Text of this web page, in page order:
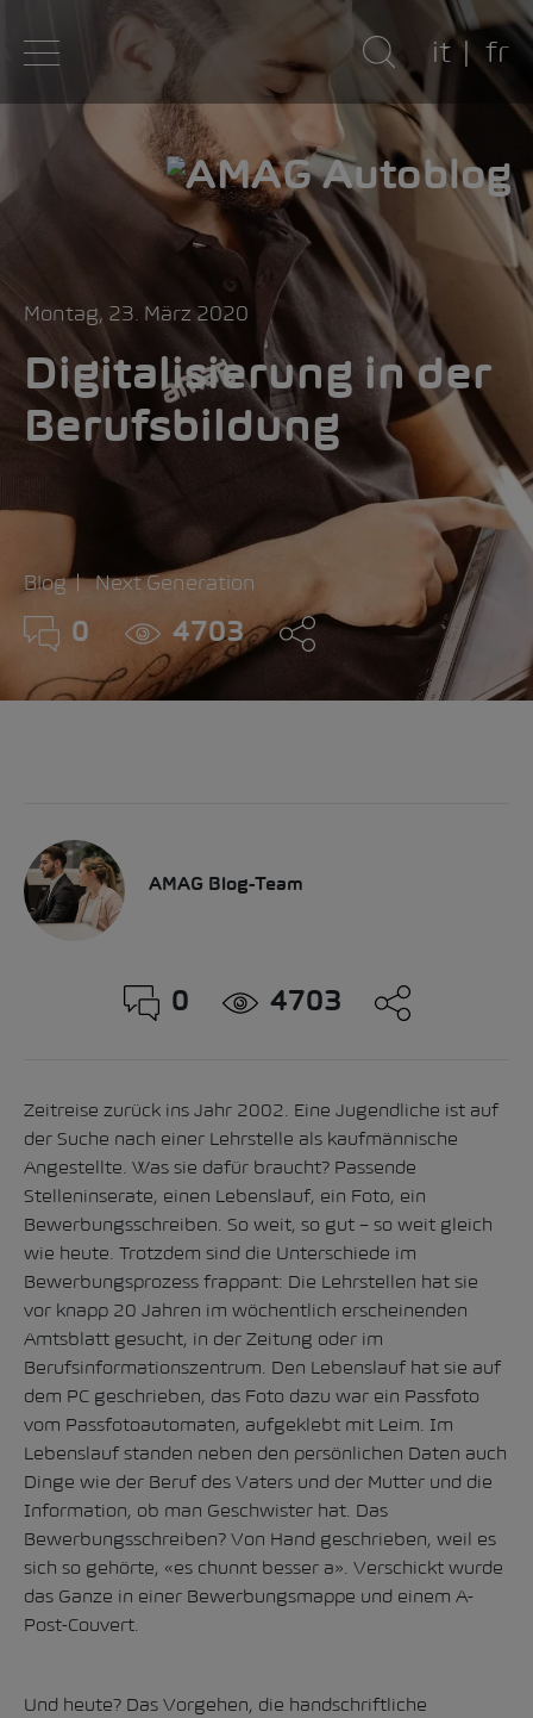
it fr
Montag, 23. März 2020
Digitalisierung in der
Berufsbildung
Blog Next Generation
0 4703
AMAG Blog-Team
0 4703
Zeitreise zurück ins Jahr 2002. Eine Jugendliche ist auf
der Suche nach einer Lehrstelle als kaufmännische
Angestellte. Was sie dafür braucht? Passende
Stelleninserate, einen Lebenslauf, ein Foto, ein
Bewerbungsschreiben. So weit, so gut – so weit gleich
wie heute. Trotzdem sind die Unterschiede im
Bewerbungsprozess frappant: Die Lehrstellen hat sie
vor knapp 20 Jahren im wöchentlich erscheinenden
Amtsblatt gesucht, in der Zeitung oder im
Berufsinformationszentrum. Den Lebenslauf hat sie auf
dem PC geschrieben, das Foto dazu war ein Passfoto
vom Passfotoautomaten, aufgeklebt mit Leim. Im
Lebenslauf standen neben den persönlichen Daten auch
Dinge wie der Beruf des Vaters und der Mutter und die
Information, ob man Geschwister hat. Das
Bewerbungsschreiben? Von Hand geschrieben, weil es
sich so gehörte, «es chunnt besser a». Verschickt wurde
das Ganze in einer Bewerbungsmappe und einem A-
Post-Couvert.
Und heute? Das Vorgehen, die handschriftliche